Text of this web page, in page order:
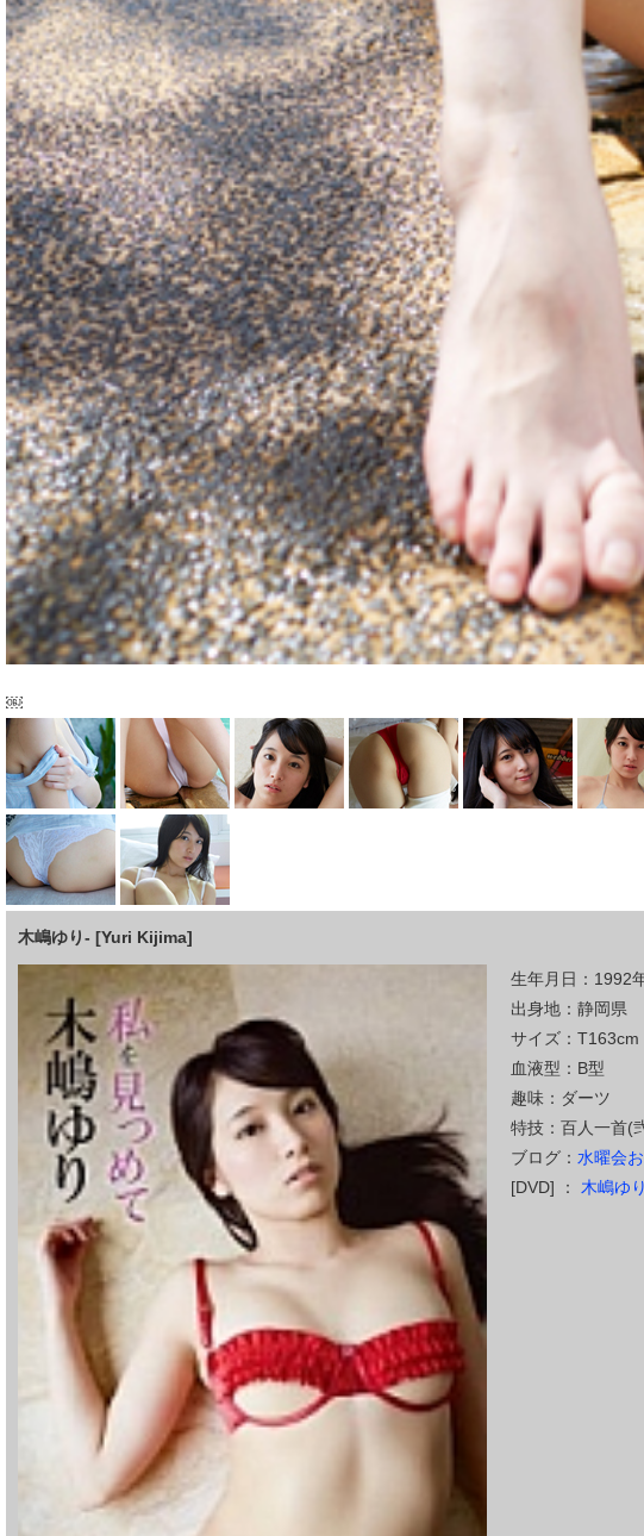
￼
木嶋ゆり- [Yuri Kijima]
生年月日：1992
出身地：静岡県
サイズ：T163cm
血液型：B型
趣味：ダーツ
特技：百人一首(
ブログ：水曜会
[DVD] ：
木嶋ゆ